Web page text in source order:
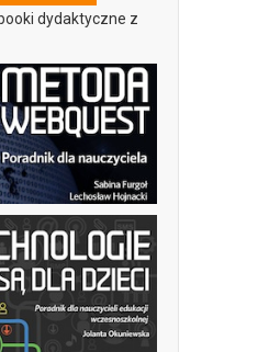
dydaktyczne z